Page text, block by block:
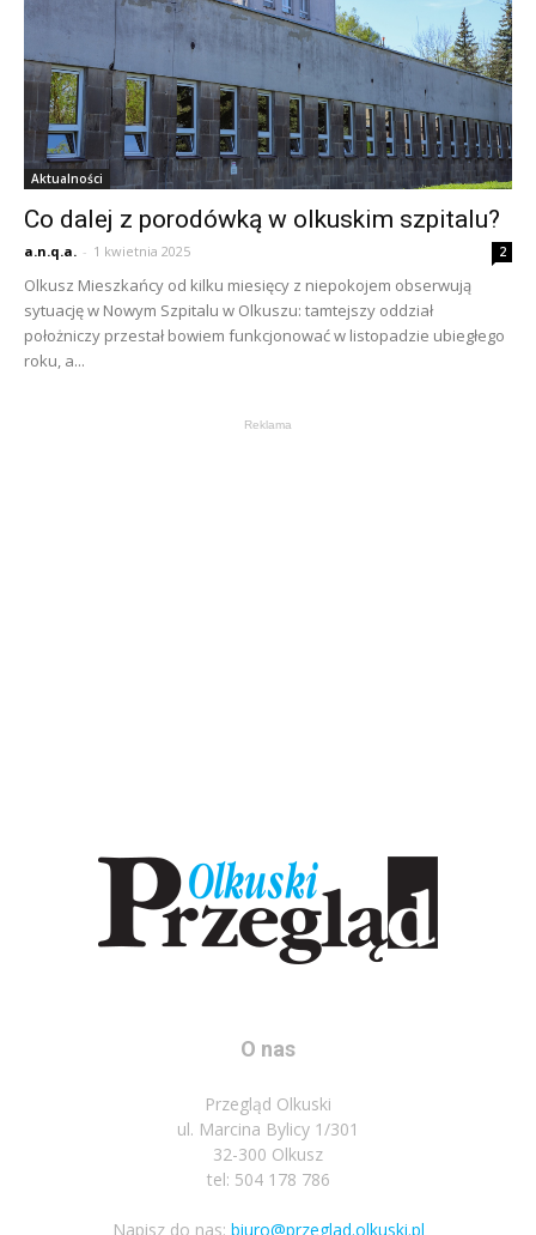
Aktualności
Co dalej z porodówką w olkuskim szpitalu?
a.n.q.a. - 1 kwietnia 2025 2
Olkusz Mieszkańcy od kilku miesięcy z niepokojem obserwują
sytuację w Nowym Szpitalu w Olkuszu: tamtejszy oddział
położniczy przestał bowiem funkcjonować w listopadzie ubiegłego
roku, a...
Reklama
O nas
Przegląd Olkuski
ul. Marcina Bylicy 1/301
32-300 Olkusz
tel: 504 178 786
Napisz do nas: biuro@przeglad.olkuski.pl